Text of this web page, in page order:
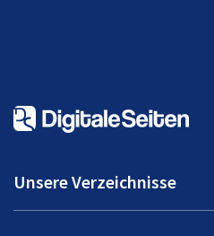
Unsere Verzeichnisse